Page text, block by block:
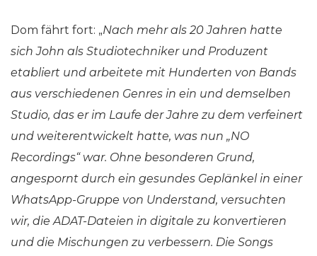
Dom fährt fort: „Nach mehr als 20 Jahren hatte
sich John als Studiotechniker und Produzent
etabliert und arbeitete mit Hunderten von Bands
aus verschiedenen Genres in ein und demselben
Studio, das er im Laufe der Jahre zu dem verfeinert
und weiterentwickelt hatte, was nun „NO
Recordings“ war. Ohne besonderen Grund,
angespornt durch ein gesundes Geplänkel in einer
WhatsApp-Gruppe von Understand, versuchten
wir, die ADAT-Dateien in digitale zu konvertieren
und die Mischungen zu verbessern. Die Songs